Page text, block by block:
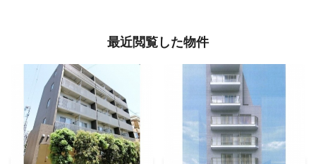
最近閲覧した物件